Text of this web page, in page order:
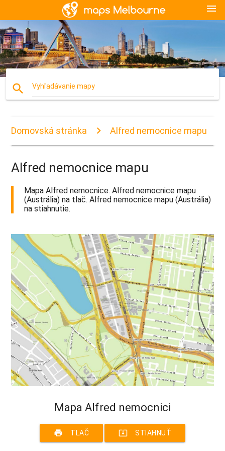
menu
search Vyhľadávanie mapy
Domovská stránka Alfred nemocnice mapu
Alfred nemocnice mapu
Mapa Alfred nemocnice. Alfred nemocnice mapu
(Austrália) na tlač. Alfred nemocnice mapu (Austrália)
na stiahnutie.
Mapa Alfred nemocnici
print TLAČ system_update_alt STIAHNUŤ